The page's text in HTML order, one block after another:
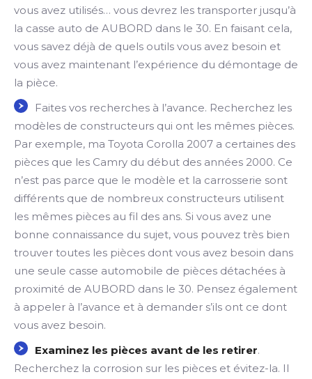
vous avez utilisés… vous devrez les transporter jusqu’à
la casse auto de AUBORD dans le 30. En faisant cela,
vous savez déjà de quels outils vous avez besoin et
vous avez maintenant l’expérience du démontage de
la pièce.
Faites vos recherches à l’avance. Recherchez les
modèles de constructeurs qui ont les mêmes pièces.
Par exemple, ma Toyota Corolla 2007 a certaines des
pièces que les Camry du début des années 2000. Ce
n’est pas parce que le modèle et la carrosserie sont
différents que de nombreux constructeurs utilisent
les mêmes pièces au fil des ans. Si vous avez une
bonne connaissance du sujet, vous pouvez très bien
trouver toutes les pièces dont vous avez besoin dans
une seule casse automobile de pièces détachées à
proximité de AUBORD dans le 30. Pensez également
à appeler à l’avance et à demander s’ils ont ce dont
vous avez besoin.
Examinez les pièces avant de les retirer.
Recherchez la corrosion sur les pièces et évitez-la. Il